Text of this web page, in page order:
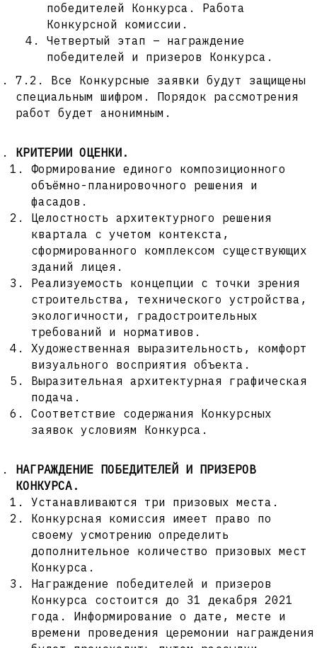
победителей Конкурса. Работа
Конкурсной комиссии.
Четвертый этап – награждение
победителей и призеров Конкурса.
7.2. Все Конкурсные заявки будут защищены
специальным шифром. Порядок рассмотрения
работ будет анонимным.
КРИТЕРИИ ОЦЕНКИ.
Формирование единого композиционного
объёмно-планировочного решения и
фасадов.
Целостность архитектурного решения
квартала с учетом контекста,
сформированного комплексом существующих
зданий лицея.
Реализуемость концепции с точки зрения
строительства, технического устройства,
экологичности, градостроительных
требований и нормативов.
Художественная выразительность, комфорт
визуального восприятия объекта.
Выразительная архитектурная графическая
подача.
Соответствие содержания Конкурсных
заявок условиям Конкурса.
НАГРАЖДЕНИЕ ПОБЕДИТЕЛЕЙ И ПРИЗЕРОВ
КОНКУРСА.
Устанавливаются три призовых места.
Конкурсная комиссия имеет право по
своему усмотрению определить
дополнительное количество призовых мест
Конкурса.
Награждение победителей и призеров
Конкурса состоится до 31 декабря 2021
года. Информирование о дате, месте и
времени проведения церемонии награждения